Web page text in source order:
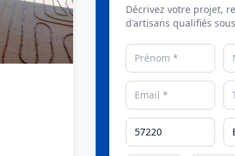
Décrivez votre projet,
d'artisans qualifiés